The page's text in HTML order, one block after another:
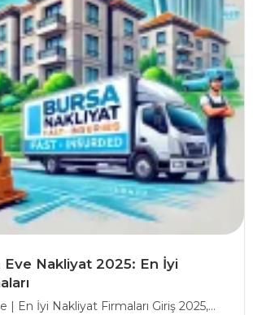
Nakliyat 2025: En İyi
| En İyi Nakliyat Firmaları Giriş 2025,...